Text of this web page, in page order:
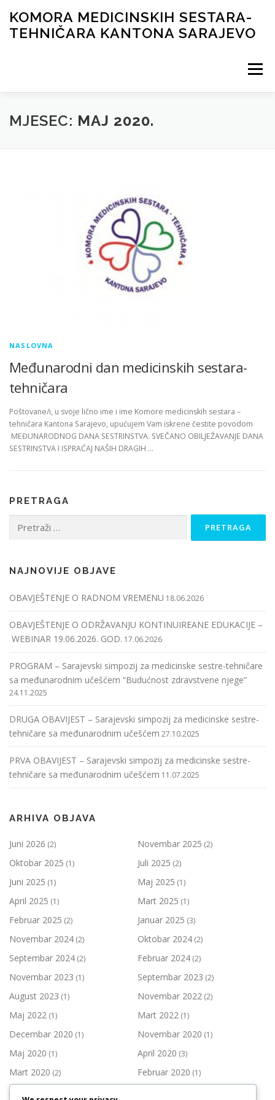
content
KOMORA MEDICINSKIH SESTARA-
TEHNIČARA KANTONA SARAJEVO
Menu
NOVOSTI ORGANI KOMORE
MJESEC: MAJ 2020.
NASLOVNA
Međunarodni dan medicinskih sestara-
tehničara
Poštovane/i, u svoje lično ime i ime Komore medicinskih sestara –
tehničara Kantona Sarajevo, upućujem Vam iskrene čestite povodom
MEĐUNARODNOG DANA SESTRINSTVA. SVEČANO OBILJEŽAVANJE DANA
SESTRINSTVA I ISPRAĆAJ NAŠIH DRAGIH …
PRETRAGA
NAJNOVIJE OBJAVE
OBAVJEŠTENJE O RADNOM VREMENU 18.06.2026
OBAVJEŠTENJE O ODRŽAVANJU KONTINUIREANE EDUKACIJE –
WEBINAR 19.06.2026. GOD. 17.06.2026
PROGRAM – Sarajevski simpozij za medicinske sestre-tehničare
sa međunarodnim učešćem “Budućnost zdravstvene njege”
24.11.2025
DRUGA OBAVIJEST – Sarajevski simpozij za medicinske sestre-
tehničare sa međunarodnim učešćem 27.10.2025
PRVA OBAVIJEST – Sarajevski simpozij za medicinske sestre-
tehničare sa međunarodnim učešćem 11.07.2025
ARHIVA OBJAVA
Juni 2026 (2) Novembar 2025 (2)
Oktobar 2025 (1) Juli 2025 (2)
Juni 2025 (1) Maj 2025 (1)
April 2025 (1) Mart 2025 (1)
Februar 2025 (2) Januar 2025 (3)
Novembar 2024 (2) Oktobar 2024 (2)
Septembar 2024 (2) Februar 2024 (2)
Novembar 2023 (1) Septembar 2023 (2)
August 2023 (1) Novembar 2022 (2)
Maj 2022 (1) Mart 2022 (1)
Decembar 2020 (1) Novembar 2020 (1)
Maj 2020 (1) April 2020 (3)
Mart 2020 (2) Februar 2020 (1)